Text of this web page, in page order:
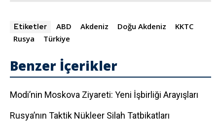
Etiketler ABD Akdeniz Doğu Akdeniz
KKTC
Rusya
Türkiye
Benzer İçerikler
Modi’nin Moskova Ziyareti: Yeni İşbirliği Arayışları
Rusya’nın Taktik Nükleer Silah Tatbikatları